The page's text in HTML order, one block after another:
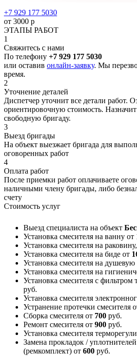
+7 929 177 5030
от 3000 р
ЭТАПЫ РАБОТ
1
Свяжитесь с нами
По телефону +7 929 177 5030
или оставив онлайн-заявку. Мы
время.
2
Уточнение деталей
Диспетчер уточнит все детали работ.
ориентировочную стоимость.
свободную бригаду.
3
Выезд бригады
На объект выезжает бригада для
оговоренных работ
4
Оплата работ
После приемки работ оплачиваете
наличными члену бригады, либо
счету
Стоимость услуг
Выезд специалиста на объект
Установка смесителя на ванну от
Установка смесителя на
Установка смесителя на биде от
Установка смесителя на
Установка смесителя на
Установка смесителя с фильтром
руб.
Установка смесителя
Устранение протечки смесителя
Сборка смесителя от 700 руб.
Ремонт смесителя от 900 руб.
Установка смесителя
Замена прокладок /
(ремкомплект) от 600 руб.